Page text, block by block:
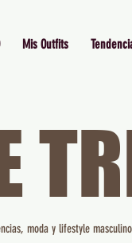
Mis Outfits
moda y lifestyle